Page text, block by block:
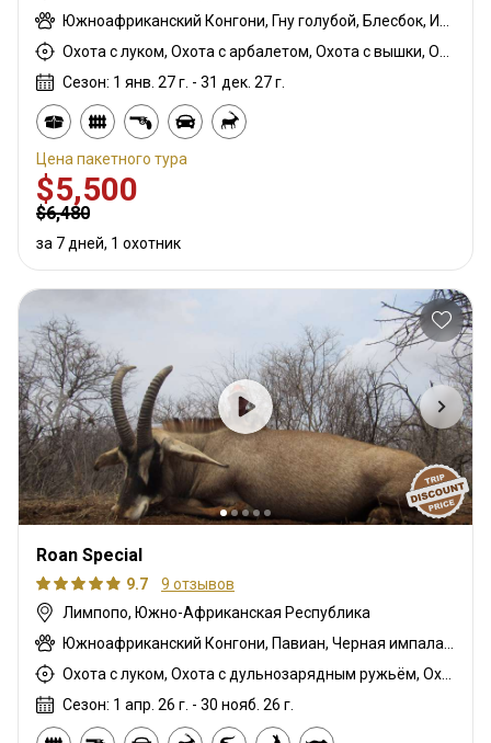
Сезон: 1 янв. 27 г. - 31 дек. 27 г.
Цена пакетного тура
$5,500
$6,480
за 7 дней, 1 охотник
Roan Special
9.7
9 отзывов
Лимпопо, Южно-Африканская Республика
Сезон: 1 апр. 26 г. - 30 нояб. 26 г.